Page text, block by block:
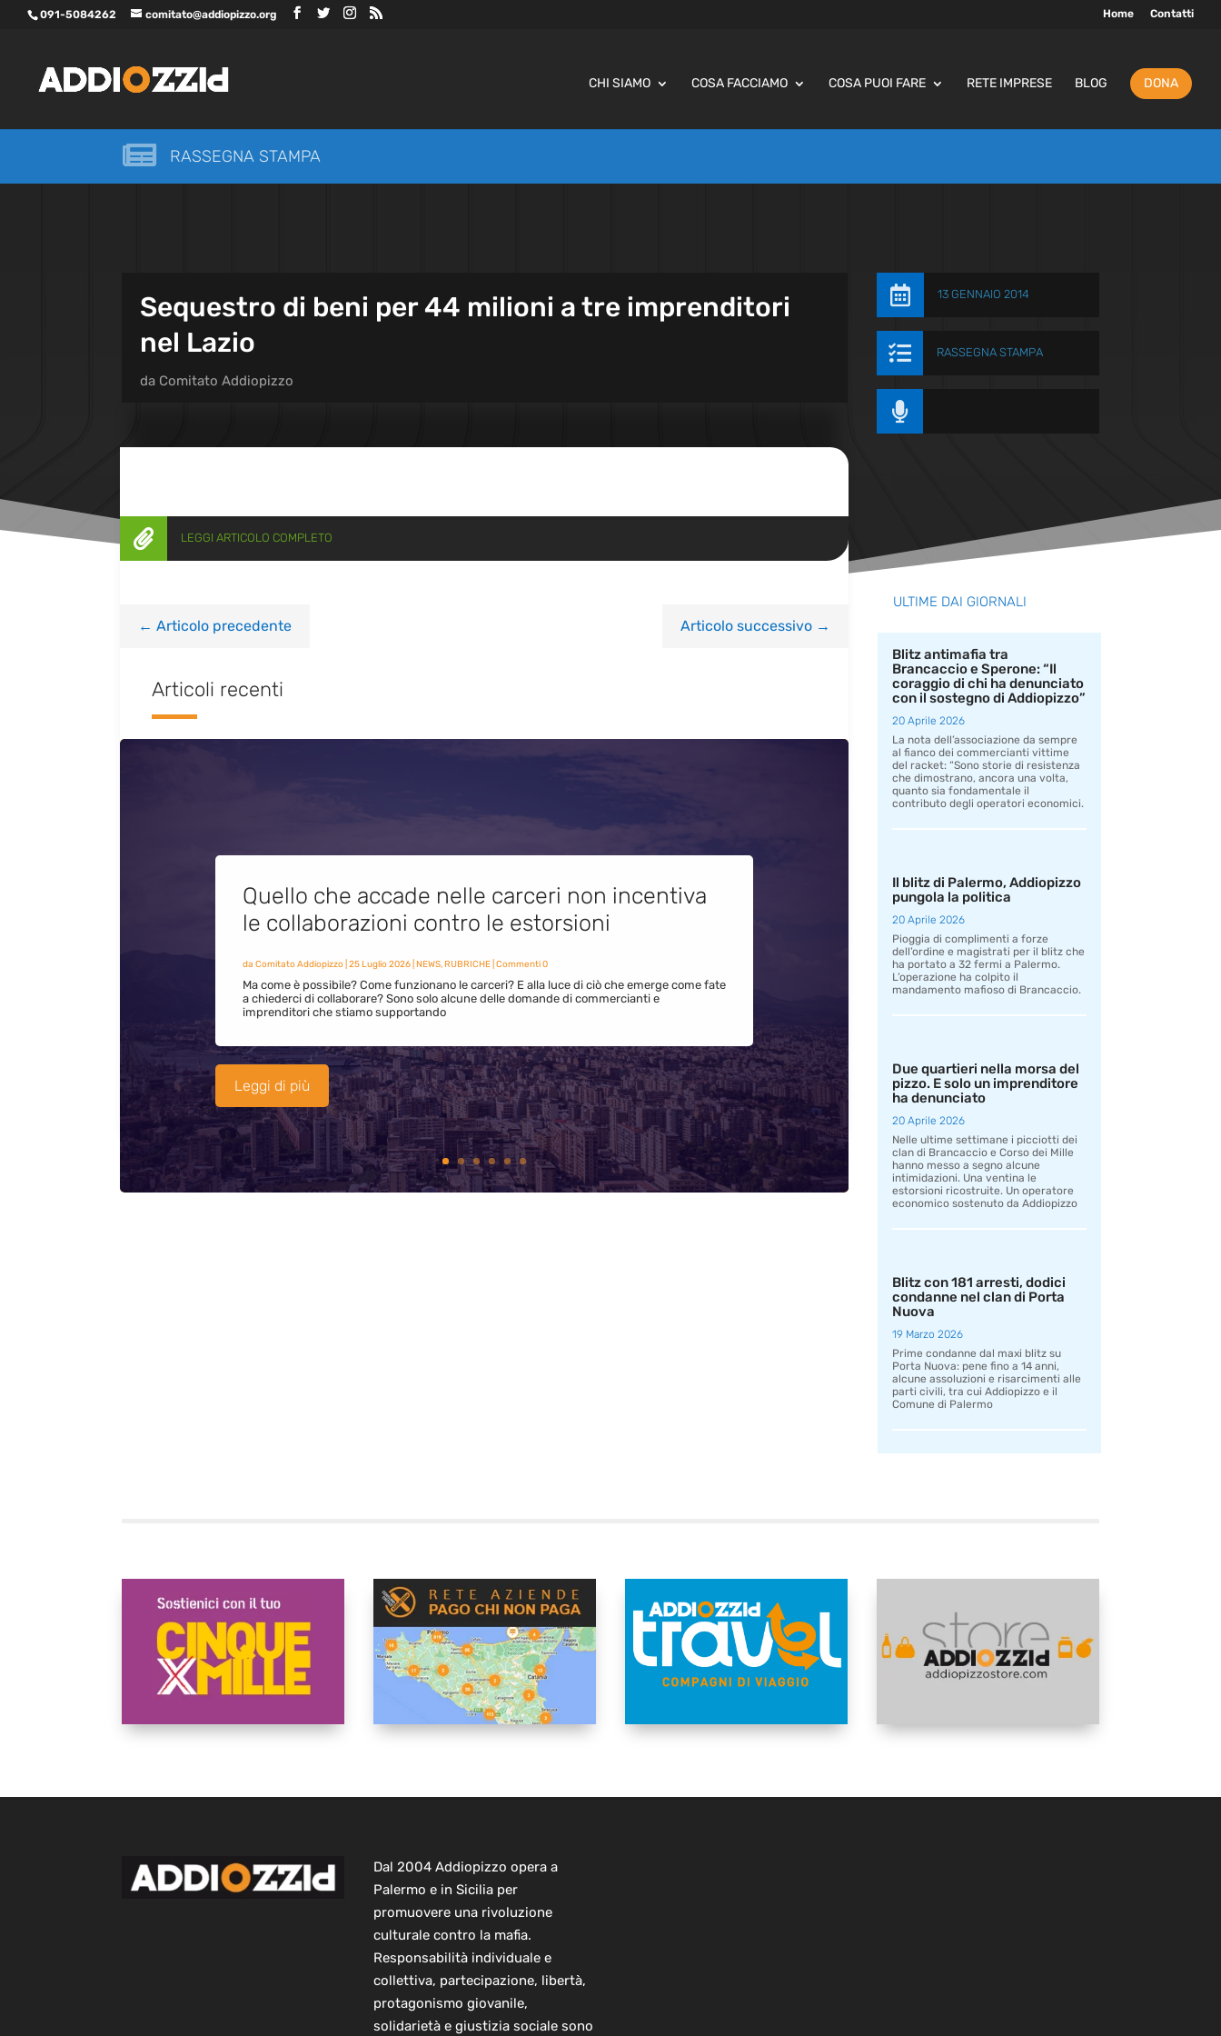
091-5084262 comitato@addiopizzo.org Home Contatti
CHI SIAMO COSA FACCIAMO COSA PUOI FARE RETE IMPRESE BLOG DONA
 RASSEGNA STAMPA
Sequestro di beni per 44 milioni a tre imprenditori
nel Lazio
da Comitato Addiopizzo
 13 GENNAIO 2014
 RASSEGNA STAMPA

 LEGGI ARTICOLO COMPLETO
← Articolo precedente Articolo successivo→
Articoli recenti
Quello che accade nelle carceri non incentiva
le collaborazioni contro le estorsioni
da Comitato Addiopizzo| 25 Luglio 2026| NEWS,RUBRICHE| Commenti 0
Ma come è possibile? Come funzionano le carceri? E alla luce di ciò che emerge come fate
a chiederci di collaborare? Sono solo alcune delle domande di commercianti e
imprenditori che stiamo supportando
Leggi di più
ULTIME DAI GIORNALI
Blitz antimafia tra
Brancaccio e Sperone: “Il
coraggio di chi ha denunciato
con il sostegno di Addiopizzo”
20 Aprile 2026
La nota dell’associazione da sempre
al fianco dei commercianti vittime
del racket: “Sono storie di resistenza
che dimostrano, ancora una volta,
quanto sia fondamentale il
contributo degli operatori economici.
Il blitz di Palermo, Addiopizzo
pungola la politica
20 Aprile 2026
Pioggia di complimenti a forze
dell’ordine e magistrati per il blitz che
ha portato a 32 fermi a Palermo.
L’operazione ha colpito il
mandamento mafioso di Brancaccio.
Due quartieri nella morsa del
pizzo. E solo un imprenditore
ha denunciato
20 Aprile 2026
Nelle ultime settimane i picciotti dei
clan di Brancaccio e Corso dei Mille
hanno messo a segno alcune
intimidazioni. Una ventina le
estorsioni ricostruite. Un operatore
economico sostenuto da Addiopizzo
Blitz con 181 arresti, dodici
condanne nel clan di Porta
Nuova
19 Marzo 2026
Prime condanne dal maxi blitz su
Porta Nuova: pene fino a 14 anni,
alcune assoluzioni e risarcimenti alle
parti civili, tra cui Addiopizzo e il
Comune di Palermo
Dal 2004 Addiopizzo opera a
Palermo e in Sicilia per
promuovere una rivoluzione
culturale contro la mafia.
Responsabilità individuale e
collettiva, partecipazione, libertà,
protagonismo giovanile,
solidarietà e giustizia sociale sono